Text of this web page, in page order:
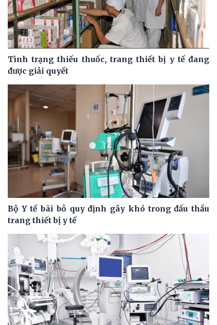
Tình trạng thiếu thuốc, trang thiết bị y tế đang
được giải quyết
Bộ Y tế bãi bỏ quy định gây khó trong đấu thầu
trang thiết bị y tế